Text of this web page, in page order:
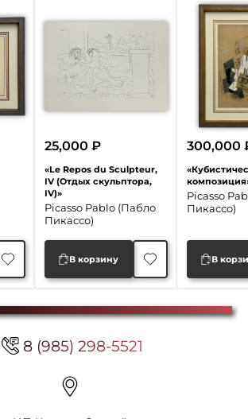
«Le Repos du Sculpteur,
IV (Отдых скульптора,
IV)»
Picasso Pablo (Пабло
Пикассо)
25,000 ₽
В корзину
Picasso
Пикассо)
300,000
В
8 (985) 298-5521